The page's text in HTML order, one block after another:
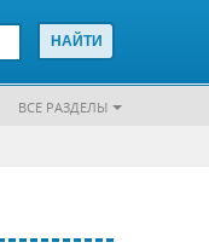
ВСЕ РАЗДЕЛЫ